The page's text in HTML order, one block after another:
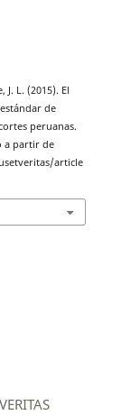
L. (2015). El
de
peruanas.
a partir de
article